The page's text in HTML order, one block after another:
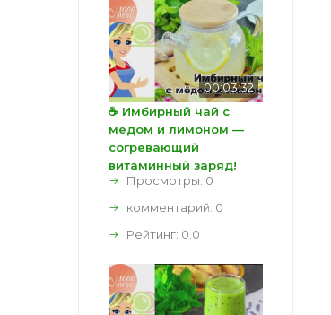
00:03:32
☕ Имбирный чай с
медом и лимоном —
согревающий
витаминный заряд!
Просмотры: 0
комментарий: 0
Рейтинг: 0.0